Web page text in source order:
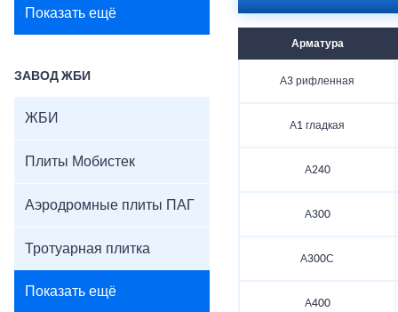
Показать ещё
ЗАВОД ЖБИ
ЖБИ
Плиты Мобистек
Аэродромные плиты ПАГ
Тротуарная плитка
Показать ещё
Арматура
А3 рифленная
А1 гладкая
А240
А300
А300С
А400